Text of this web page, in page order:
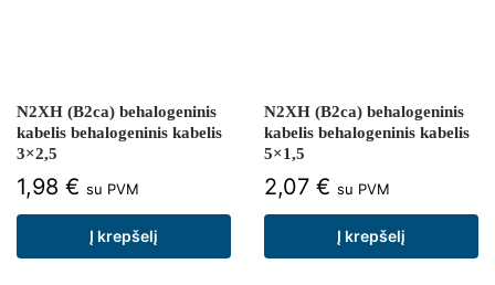
N2XH (B2ca) behalogeninis
kabelis behalogeninis kabelis
3×2,5
1,98 € su PVM
Į krepšelį
N2XH (B2ca) behalogeninis
kabelis behalogeninis kabelis
5×1,5
2,07 € su PVM
Į krepšelį